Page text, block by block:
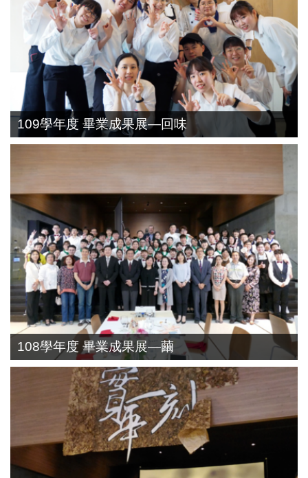
109學年度 畢業成果展—回味
108學年度 畢業成果展—繭